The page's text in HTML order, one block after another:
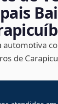
automotiva
de